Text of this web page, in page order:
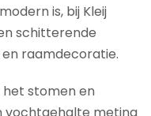
is, bij Kleij
schitterende
raamdecoratie.
stomen en